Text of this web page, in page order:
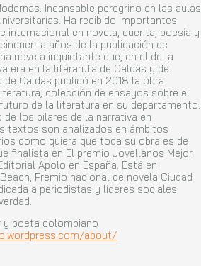
Incansable peregrino en las aulas
Ha recibido importantes
internacional en novela, cuenta, poesía y
años de la publicación de
novela inquietante que, en el de la
era en la literaruta de Caldas y de
de Caldas publicó en 2018 la obra
colección de ensayos sobre el
de la literatura en su departamento.
los pilares de la narrativa en
textos son analizados en ámbitos
como quiera que toda su obra es de
finalista en El premio Jovellanos Mejor
Apolo en España. Está en
Beach, Premio nacional de novela Ciudad
a periodistas y líderes sociales
poeta colombiano
about/